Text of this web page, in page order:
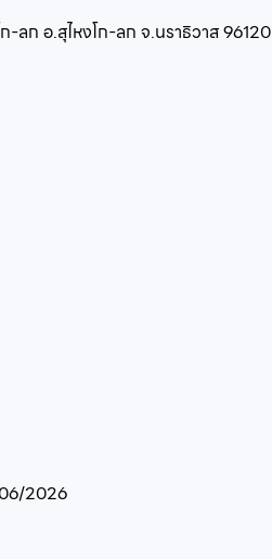
-ลก อ.สุไหงโก-ลก จ.นราธิวาส 96120
2026